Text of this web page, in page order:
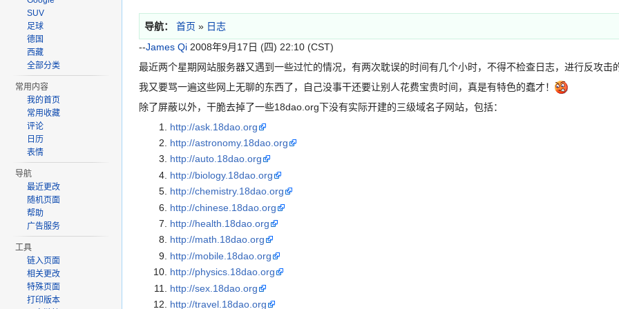
导航： 首页 » 日志
--James Qi 2008年9月17日 (四) 22:10 (CST)
最近两个星期网站服务器又遇到一些过忙的情况，有两次耽误的时间有几个小时，不得不检查日志，进行反攻击
我又要骂一遍这些网上无聊的东西了，自己没事干还要让别人花费宝贵时间，真是有特色的蠢才！
除了屏蔽以外，干脆去掉了一些18dao.org下没有实际开建的三级域名子网站，包括：
http://ask.18dao.org
http://astronomy.18dao.org
http://auto.18dao.org
http://biology.18dao.org
http://chemistry.18dao.org
http://chinese.18dao.org
http://health.18dao.org
http://math.18dao.org
http://mobile.18dao.org
http://physics.18dao.org
http://sex.18dao.org
http://travel.18dao.org
SUV
足球
德国
西藏
全部分类
常用内容
我的首页
常用收藏
评论
日历
表情
导航
最近更改
随机页面
帮助
广告服务
工具
链入页面
相关更改
特殊页面
打印版本